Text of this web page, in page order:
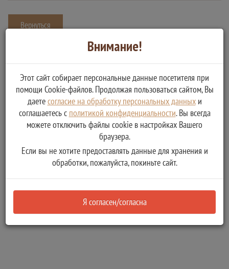
Вернуться
Предоставление из областного бюджета Тверской области
субсидий сельскохозяйственным товаропроизводителям на
возмещение части затрат на приобретение технологического
оборудования для объектов молочного скотоводства
Услугу предоставляет
Министерство сельского хозяйства Тверской области
Отбор осуществляется с использованием государственной
интегрированной информационной системы управления
общественными финансами «Электронный бюджет»
Внимание!
Этот сайт собирает персональные данные посетителя при
помощи Cookie-файлов. Продолжая пользоваться сайтом, Вы
даетесогласие на обработку персональных данныхи
соглашаетесь с политикой конфиденциальности. Вы всегда
можете отключить файлы cookie в настройках Вашего
браузера.
Если вы не хотите предоставлять данные для хранения и
обработки, пожалуйста, покиньте сайт.
Я согласен/согласна